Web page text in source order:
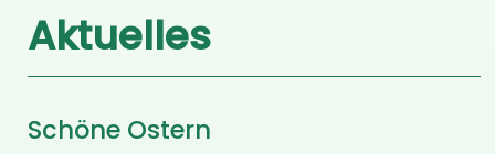
Aktuelles
Schöne Ostern